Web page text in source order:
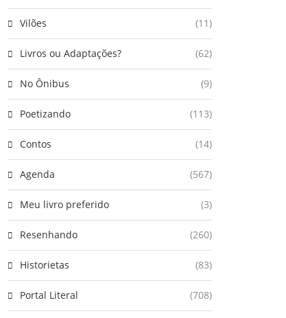
Vilões (11)
Livros ou Adaptações? (62)
No Ônibus (9)
Poetizando (113)
Contos (14)
Agenda (567)
Meu livro preferido (3)
Resenhando (260)
Historietas (83)
Portal Literal (708)